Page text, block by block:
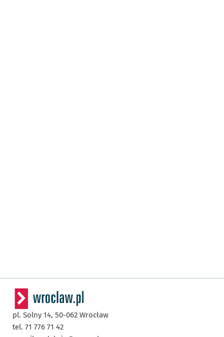
pl. Solny 14, 50-062 Wrocław
tel. 71 776 71 42